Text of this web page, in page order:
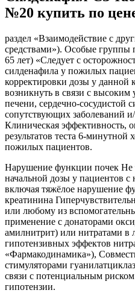
№20 купить по
раздел «Взаимодействие с
средствами»). Особые группы
65 лет) «Следует с
силденафила у пожилых
корректировки дозы у данной
возникнуть в связи с высоким
печени, сердечно-сосудистой
сопутствующих заболеваний
Клиническая эффективность,
результатов теста 6-
пожилых пациентов.
Нарушение функции почек Не
начальной дозы у пациентов
включая тяжёлое нарушение
креатинина
или любому из
применение с донаторами
амилнитрит) или нитратами
гипотензивных эффектов
«Фармакодинамика»),
стимуляторами
связи с потенциальным
гипотензии.